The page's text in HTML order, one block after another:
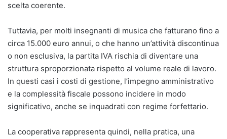
scelta coerente.
Tuttavia, per molti insegnanti di musica che fatturano fino a
circa 15.000 euro annui, o che hanno un’attività discontinua
o non esclusiva, la partita IVA rischia di diventare una
struttura sproporzionata rispetto al volume reale di lavoro.
In questi casi i costi di gestione, l’impegno amministrativo
e la complessità fiscale possono incidere in modo
significativo, anche se inquadrati con regime forfettario.
La cooperativa rappresenta quindi, nella pratica, una